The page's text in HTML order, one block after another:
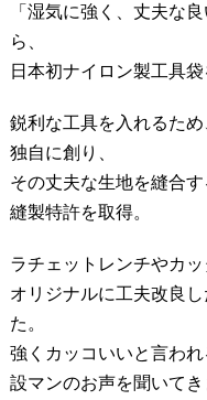
「湿気に強く、丈夫な
ら、
日本初ナイロン製工具袋
鋭利な工具を入れるた
独自に創り、
その丈夫な生地を縫合
縫製特許を取得。
ラチェットレンチやカッ
オリジナルに工夫改良
た。
強くカッコいいと言わ
設マンのお声を聞いてき